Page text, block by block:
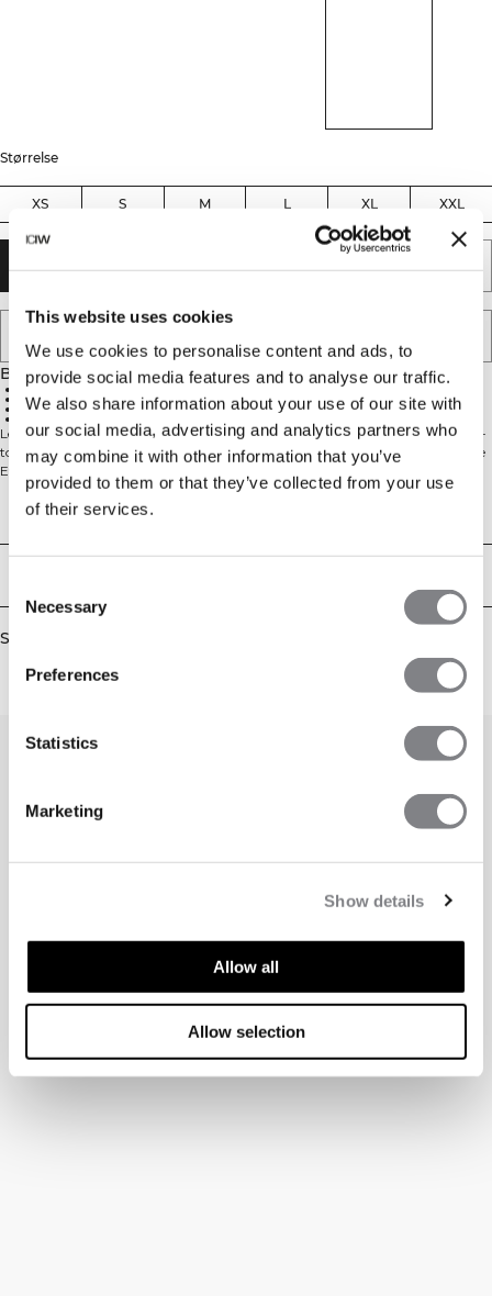
This website uses cookies
We use cookies to personalise content and ads, to
provide social media features and to analyse our traffic.
We also share information about your use of our site with
our social media, advertising and analytics partners who
may combine it with other information that you’ve
provided to them or that they’ve collected from your use
of their services.
Selection
Necessary
Preferences
Statistics
Marketing
Show details
Allow all
Allow selection
Størrelse
XS S M L XL XXL
TILFØJ TIL KURV
Beskrivelse
Afkortet længde
Gennemgående lynlås
Justerbar hætte
Let afkortet hættetrøje i blød frotté. Everyday Terry Cropped Hoodie er dit go-
to lag til opvarmning, nedkøling og afslappede dage. Fremstillet af vores lette
Everyday-frotté med en uopkradset, løkkestrikket inderside, der føles åndbar
og behagelig mod huden. Den normale pasform og afkortede længde skaber
en moderne silhuet, der uden besvær kan kombineres med højtaljede leggings
enkelt fra studie til gade. 54% bomuld, 46% polyester.
Technical Aspects
Similar products